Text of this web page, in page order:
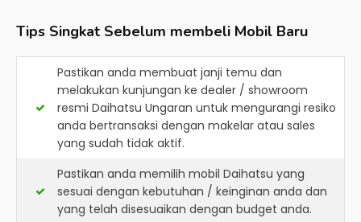
Tips Singkat Sebelum membeli Mobil Baru
Pastikan anda membuat janji temu dan
melakukan kunjungan ke dealer / showroom
resmi Daihatsu Ungaran untuk mengurangi resiko
anda bertransaksi dengan makelar atau sales
yang sudah tidak aktif.
Pastikan anda memilih mobil Daihatsu yang
sesuai dengan kebutuhan / keinginan anda dan
yang telah disesuaikan dengan budget anda.